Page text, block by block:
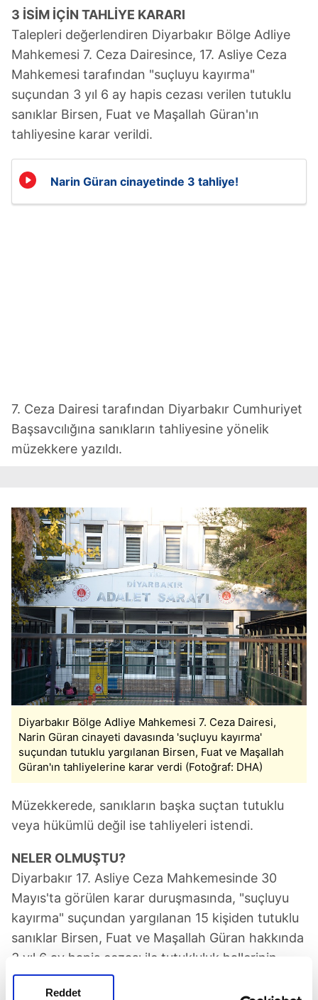
Reddet
3 İSİM İÇİN TAHLİYE KARARI
Talepleri değerlendiren Diyarbakır Bölge Adliye
Mahkemesi 7. Ceza Dairesince, 17. Asliye Ceza
Mahkemesi tarafından "suçluyu kayırma"
suçundan 3 yıl 6 ay hapis cezası verilen tutuklu
sanıklar Birsen, Fuat ve Maşallah Güran'ın
tahliyesine karar verildi.
Narin Güran cinayetinde 3 tahliye!
7. Ceza Dairesi tarafından Diyarbakır Cumhuriyet
Başsavcılığına sanıkların tahliyesine yönelik
müzekkere yazıldı.
Diyarbakır Bölge Adliye Mahkemesi 7. Ceza Dairesi,
Narin Güran cinayeti davasında 'suçluyu kayırma'
suçundan tutuklu yargılanan Birsen, Fuat ve Maşallah
Güran'ın tahliyelerine karar verdi (Fotoğraf: DHA)
Müzekkerede, sanıkların başka suçtan tutuklu
veya hükümlü değil ise tahliyeleri istendi.
NELER OLMUŞTU?
Diyarbakır 17. Asliye Ceza Mahkemesinde 30
Mayıs'ta görülen karar duruşmasında, "suçluyu
kayırma" suçundan yargılanan 15 kişiden tutuklu
sanıklar Birsen, Fuat ve Maşallah Güran hakkında
3 yıl 6 ay hapis cezası ile tutukluluk hallerinin
devamına karar verilmişti.